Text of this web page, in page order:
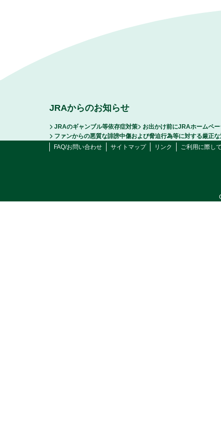
JRAからのお知らせ
JRAのギャンブル等依存症対策
お出かけ前にJRAホームペ
ファンからの悪質な誹謗中傷および脅迫行為等に対する厳正
FAQ/お問い合わせ
サイトマップ リンク ご利用に際し